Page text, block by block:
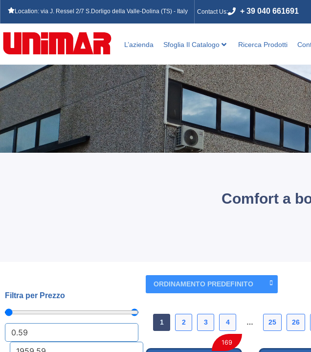
Location: via J. Ressel 2/7 S.Dorligo della Valle-Dolina (TS) - Italy Contact Us: + 39 040 661691
L’azienda Sfoglia Il Catalogo Ricerca Prodotti
Comfort a
Filtra per Prezzo
1 2 3 4 … 25 26
169